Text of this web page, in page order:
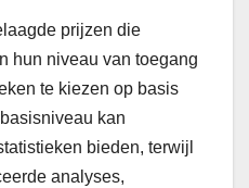
prijzen die
hun niveau van toegang
te kiezen op basis
kan
bieden, terwijl
analyses,